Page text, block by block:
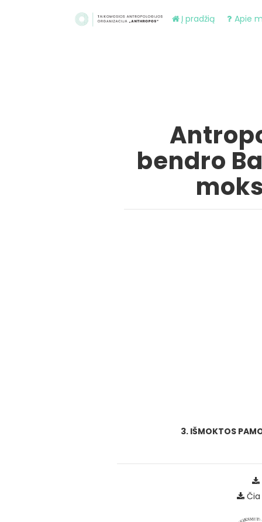
Į pradžią Apie
bendro
3. IŠMOKTOS